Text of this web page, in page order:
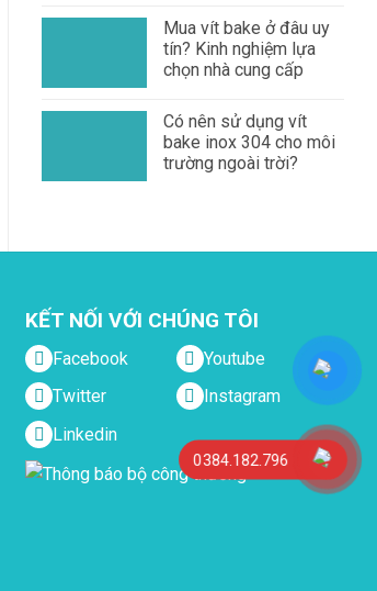
Mua vít bake ở đâu uy
tín? Kinh nghiệm lựa
chọn nhà cung cấp
Có nên sử dụng vít
bake inox 304 cho môi
trường ngoài trời?
KẾT NỐI VỚI CHÚNG TÔI
Facebook
Youtube
Twitter
Instagram
Linkedin
0384.182.796